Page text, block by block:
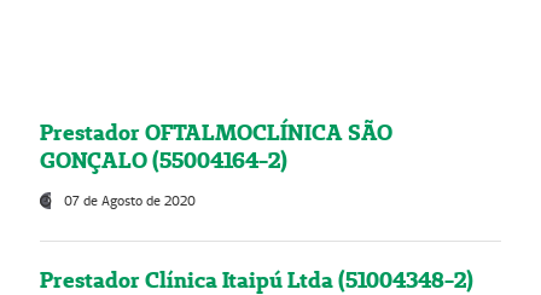
Prestador OFTALMOCLÍNICA SÃO
GONÇALO (55004164-2)
07 de Agosto de 2020
Prestador Clínica Itaipú Ltda (51004348-2)